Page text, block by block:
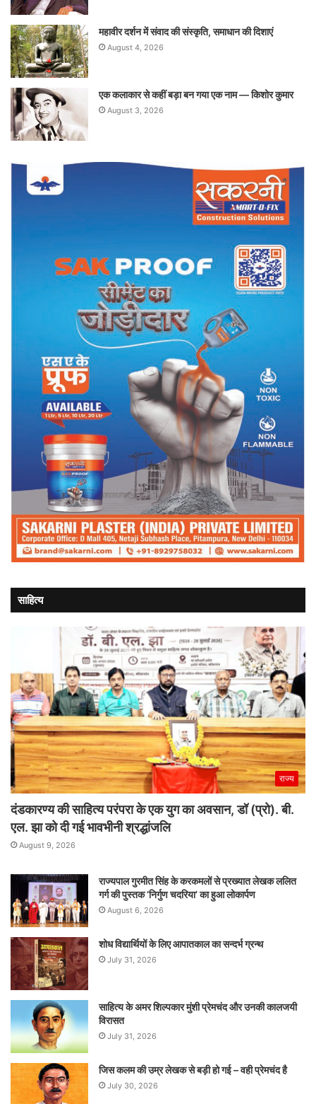
महावीर दर्शन में संवाद की संस्कृति, समाधान की दिशाएं
August 4, 2026
एक कलाकार से कहीं बड़ा बन गया एक नाम — किशोर कुमार
August 3, 2026
साहित्य
राज्य
दंडकारण्य की साहित्य परंपरा के एक युग का अवसान, डॉ (प्रो). बी.
एल. झा को दी गई भावभीनी श्रद्धांजलि
August 9, 2026
राज्यपाल गुरमीत सिंह के करकमलों से प्रख्यात लेखक ललित
गर्ग की पुस्तक ‘निर्गुण चदरिया’ का हुआ लोकार्पण
August 6, 2026
शोध विद्यार्थियों के लिए आपातकाल का सन्दर्भ ग्रन्थ
July 31, 2026
साहित्य के अमर शिल्पकार मुंशी प्रेमचंद और उनकी कालजयी
विरासत
July 31, 2026
जिस कलम की उम्र लेखक से बड़ी हो गई – वही प्रेमचंद है
July 30, 2026